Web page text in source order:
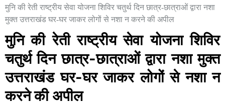
मुनि की रेती राष्ट्रीय सेवा योजना शिविर चतुर्थ दिन छात्र-छात्राओं द्वारा नशा
मुक्त उत्तराखंड घर-घर जाकर लोगों से नशा न करने की अपील
मुनि की रेती राष्ट्रीय सेवा योजना शिविर
चतुर्थ दिन छात्र-छात्राओं द्वारा नशा मुक्त
उत्तराखंड घर-घर जाकर लोगों से नशा न
करने की अपील